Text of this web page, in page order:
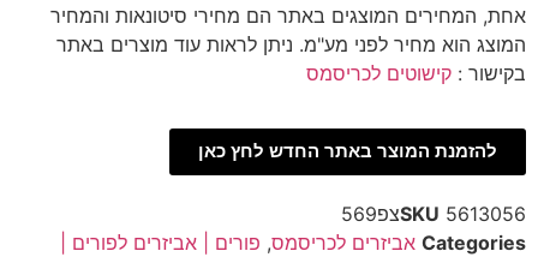
אחת, המחירים המוצגים באתר הם מחירי סיטונאות והמחיר
המוצג הוא מחיר לפני מע"מ. ניתן לראות עוד מוצרים באתר
בקישור : קישוטים לכריסמס
להזמנת המוצר באתר החדש לחץ כאן
SKU 5613056צפ569
Categories אביזרים לכריסמס, פורים | אביזרים לפורים |